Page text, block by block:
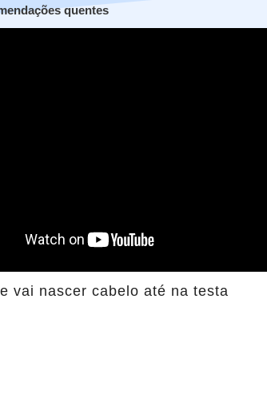
quentes
vai nascer cabelo até na testa